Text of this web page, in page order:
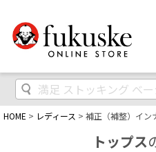
HOME レディース 補正（補整）イン
トップス